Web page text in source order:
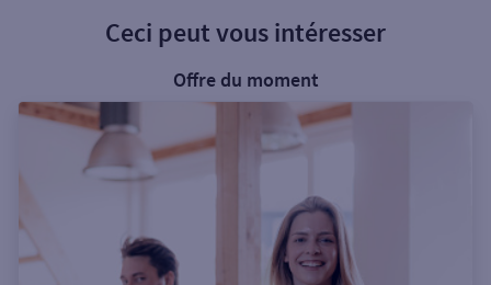
Ceci peut vous intéresser
Offre du moment